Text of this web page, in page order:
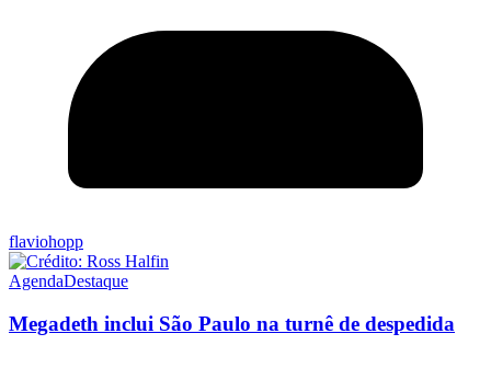
flaviohopp
AgendaDestaque
Megadeth inclui São Paulo na turnê de despedida